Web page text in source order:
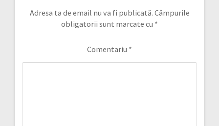
Adresa ta de email nu va fi publicată. Câmpurile
obligatorii sunt marcate cu *
Comentariu *